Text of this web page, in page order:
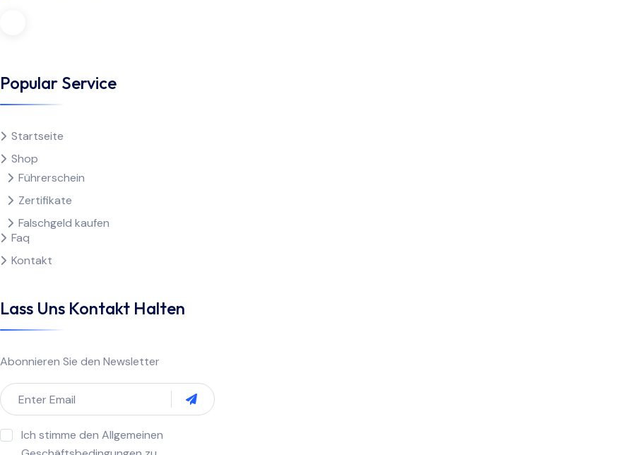
Popular Service
Startseite
Shop
Führerschein
Zertifikate
Falschgeld kaufen
Faq
Kontakt
Lass Uns Kontakt Halten
Abonnieren Sie den Newsletter
Ich stimme den Allgemeinen